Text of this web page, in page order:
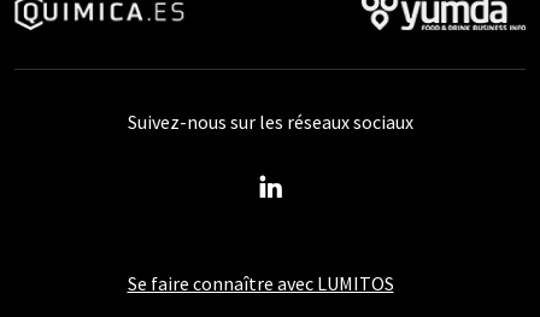
Se faire connaître avec LUMITOS
Suivez-nous sur les réseaux sociaux